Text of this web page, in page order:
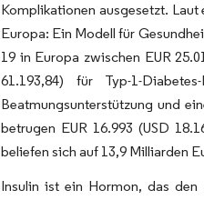
Komplikationen ausgesetzt.
Europa: Ein Modell für
19 in Europa zwischen EUR
61.193,84) für Typ-1-
Beatmungsunterstützung und
betrugen EUR 16.993 (USD
beliefen sich auf 13,9 Milliarden
Insulin ist ein Hormon, das den